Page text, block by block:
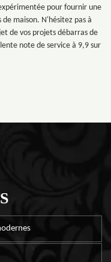
pour fournir une
maison. N'hésitez pas à
de vos projets débarras de
note de service à 9,9 sur